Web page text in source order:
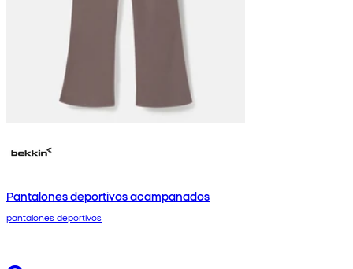
Pantalones deportivos acampanados
pantalones deportivos